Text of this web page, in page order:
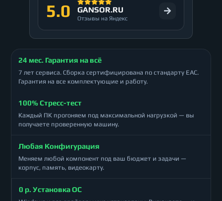
5.0 GANSOR.RU
Отзывы на Яндекс
24 мес. Гарантия на всё
7 лет сервиса. Сборка сертифицирована по стандарту ЕАС.
Гарантия на все комплектующие и работу.
100% Стресс-тест
Каждый ПК прогоняем под максимальной нагрузкой — вы
получаете проверенную машину.
Любая Конфигурация
Меняем любой компонент под ваш бюджет и задачи —
корпус, память, видеокарту.
0 р. Установка ОС